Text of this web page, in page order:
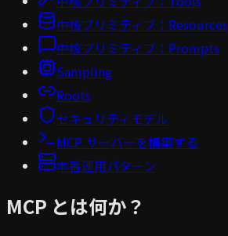
中核プリミティブ：Resources
中核プリミティブ：Prompts
Sampling
Roots
セキュリティモデル
MCP サーバーを構築する
本番運用パターン
MCP とは何か？